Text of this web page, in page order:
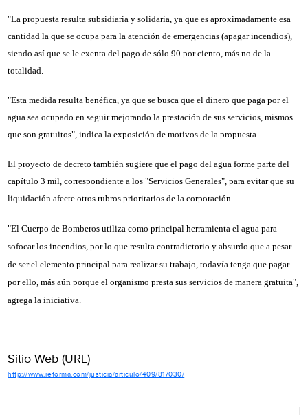
"La propuesta resulta subsidiaria y solidaria, ya que es aproximadamente esa
cantidad la que se ocupa para la atención de emergencias (apagar incendios),
siendo así que se le exenta del pago de sólo 90 por ciento, más no de la
totalidad.
"Esta medida resulta benéfica, ya que se busca que el dinero que paga por el
agua sea ocupado en seguir mejorando la prestación de sus servicios, mismos
que son gratuitos", indica la exposición de motivos de la propuesta.
El proyecto de decreto también sugiere que el pago del agua forme parte del
capítulo 3 mil, correspondiente a los "Servicios Generales", para evitar que su
liquidación afecte otros rubros prioritarios de la corporación.
"El Cuerpo de Bomberos utiliza como principal herramienta el agua para
sofocar los incendios, por lo que resulta contradictorio y absurdo que a pesar
de ser el elemento principal para realizar su trabajo, todavía tenga que pagar
por ello, más aún porque el organismo presta sus servicios de manera gratuita",
agrega la iniciativa.
Sitio Web (URL)
http://www.reforma.com/justicia/articulo/409/817030/